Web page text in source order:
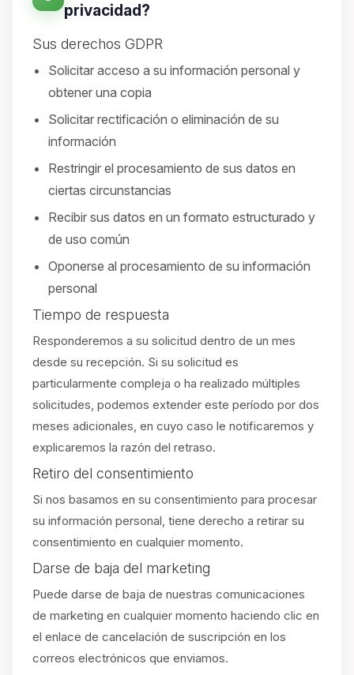
privacidad?
Sus derechos GDPR
Solicitar acceso a su información personal y
obtener una copia
Solicitar rectificación o eliminación de su
información
Restringir el procesamiento de sus datos en
ciertas circunstancias
Recibir sus datos en un formato estructurado y
de uso común
Oponerse al procesamiento de su información
personal
Tiempo de respuesta
Responderemos a su solicitud dentro de un mes
desde su recepción. Si su solicitud es
particularmente compleja o ha realizado múltiples
solicitudes, podemos extender este período por dos
meses adicionales, en cuyo caso le notificaremos y
explicaremos la razón del retraso.
Retiro del consentimiento
Si nos basamos en su consentimiento para procesar
su información personal, tiene derecho a retirar su
consentimiento en cualquier momento.
Darse de baja del marketing
Puede darse de baja de nuestras comunicaciones
de marketing en cualquier momento haciendo clic en
el enlace de cancelación de suscripción en los
correos electrónicos que enviamos.